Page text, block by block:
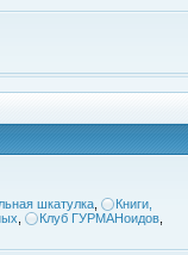
шкатулка
Книги,
Клуб ГУРМАНоидов